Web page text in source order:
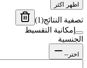
اظهر اكثر
تصفية النتائج(
1
)
إمكانية التقسيط
الجنسية
اختر--